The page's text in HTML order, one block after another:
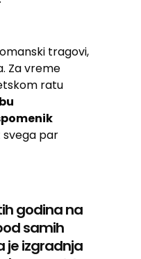
tragovi,
Za vreme
ratu
svega par
godina na
samih
je izgradnja